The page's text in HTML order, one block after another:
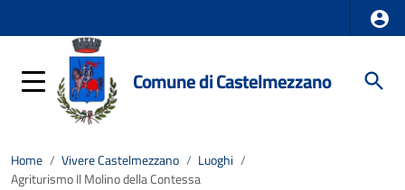
Comune di Castelmezzano
Home / Vivere Castelmezzano / Luoghi /
Agriturismo Il Molino della Contessa